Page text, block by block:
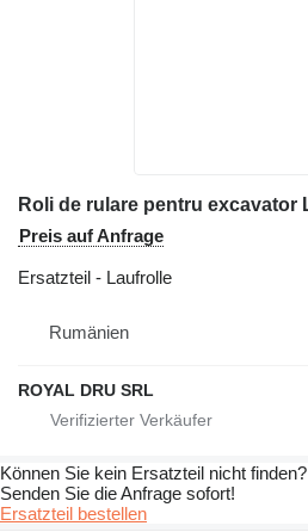
Preis auf Anfrage
Ersatzteil - Laufrolle
Rumänien
ROYAL DRU SRL
Können Sie kein Ersatzteil nicht finden?
Senden Sie die Anfrage sofort!
Ersatzteil bestellen